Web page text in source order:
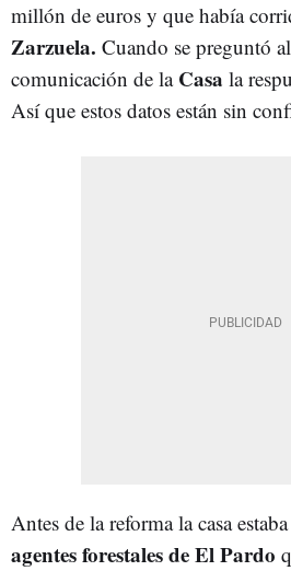
millón de euros y que había
Zarzuela. Cuando se preguntó
comunicación de la Casa la
Así que estos datos están sin
Antes de la reforma la casa
agentes forestales de El Pardo